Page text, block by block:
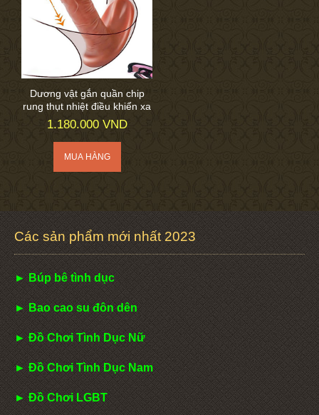
Dương vật gắn quần chip
rung thụt nhiệt điều khiển xa
1.180.000 VND
Các sản phẩm mới nhất 2023
► Búp bê tình dục
► Bao cao su đôn dên
► Đồ Chơi Tình Dục Nữ
► Đồ Chơi Tình Dục Nam
► Đồ Chơi LGBT